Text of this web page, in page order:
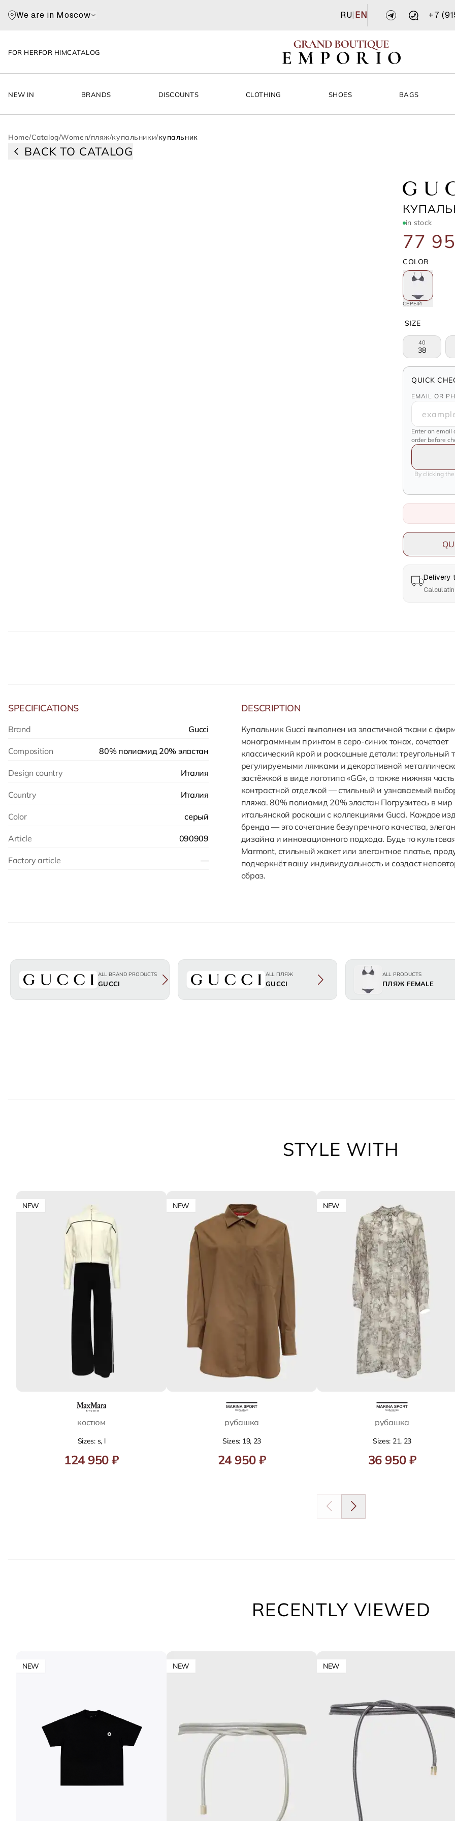
We are in Moscow RU| EN +7
FOR HERFOR HIMCATALOG
NEW IN BRANDS DISCOUNTS CLOTHING SHOES BAGS
Home/Catalog/Women/пляж/купальники/купальник
BACK TO CATALOG
GUCCI
in stock
77
COLOR
СЕРЫЙ
SIZE
40
38
QUICK
EMAIL OR
Enter an email
order before
By clicking
Delivery
SPECIFICATIONS
Brand Gucci
Composition 80% полиамид 20% эластан
Design country Италия
Country Италия
Color серый
Article 090909
Factory article —
DESCRIPTION
Купальник Gucci выполнен из эластичной ткани с
монограммным принтом в серо-синих тонах, сочетает
классический крой и роскошные детали: треугольный
регулируемыми лямками и декоративной
застёжкой в виде логотипа «GG», а также нижняя
контрастной отделкой — стильный и узнаваемый
пляжа. 80% полиамид 20% эластан Погрузитесь в мир
итальянской роскоши с коллекциями Gucci. Каждое
бренда — это сочетание безупречного качества,
дизайна и инновационного подхода. Будь то
Marmont, стильный жакет или элегантное платье,
подчеркнёт вашу индивидуальность и создаст
образ.
ALL BRAND PRODUCTS
GUCCI
ALL ПЛЯЖ
GUCCI
ALL PRODUCTS
ПЛЯЖ FEMALE
STYLE WITH
NEW
костюм
Sizes: s, l
124 950 ₽
NEW
рубашка
Sizes: 19, 23
24 950 ₽
NEW
рубашка
Sizes: 21, 23
36 950 ₽
RECENTLY VIEWED
NEW NEW NEW